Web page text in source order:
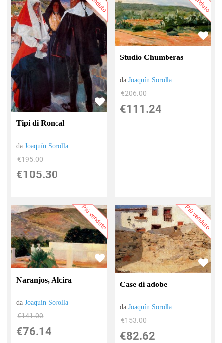
Tipi di Roncal
daJoaquín Sorolla
€195.00
€105.30
Studio Chumberas
daJoaquín Sorolla
€206.00
€111.24
Più venduto
Naranjos, Alcira
daJoaquín Sorolla
€141.00
€76.14
Più venduto
Case di adobe
daJoaquín Sorolla
€153.00
€82.62